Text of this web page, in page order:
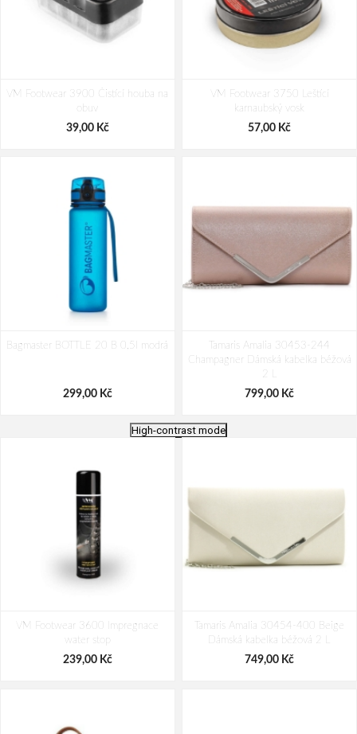
VM Footwear 3900 Čistící houba na
obuv
39,00 Kč
VM Footwear 3750 Leštící
karnaubský vosk
57,00 Kč
Bagmaster BOTTLE 20 B 0,5l modrá
299,00 Kč
Tamaris Amalia 30453-244
Champagner Dámská kabelka béžová
2 L
799,00 Kč
modrá Modrá 1 l
69,00 Kč 1 799,00 Kč
High-contrast mode
VM Footwear 3600 Impregnace
water stop
239,00 Kč
Tamaris Amalia 30454-400 Beige
Dámská kabelka béžová 2 L
749,00 Kč